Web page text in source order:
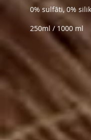
0% sulfāti, 0%
250ml / 1000 ml